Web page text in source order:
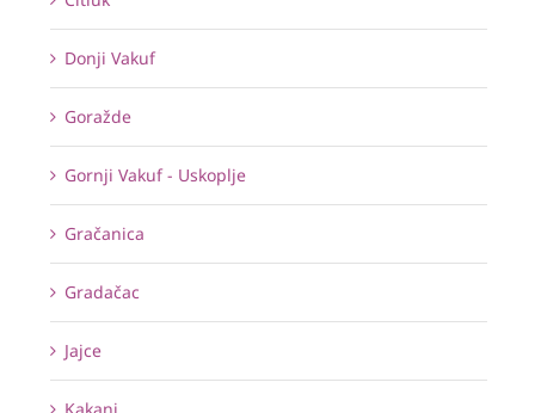
Donji Vakuf
Goražde
Gornji Vakuf - Uskoplje
Gračanica
Gradačac
Jajce